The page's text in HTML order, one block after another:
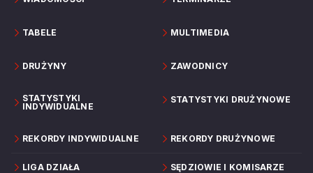
TABELE MULTIMEDIA
DRUŻYNY ZAWODNICY
STATYSTYKI
INDYWIDUALNE
STATYSTYKI DRUŻYNOWE
REKORDY INDYWIDUALNE REKORDY DRUŻYNOWE
LIGA DZIAŁA SĘDZIOWIE I KOMISARZE